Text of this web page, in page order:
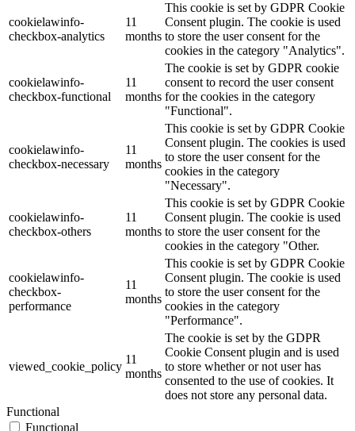
cookielawinfo-
checkbox-analytics
11
months
This cookie is set by GDPR Cookie
Consent plugin. The cookie is used
to store the user consent for the
cookies in the category "Analytics".
cookielawinfo-
checkbox-functional
11
months
The cookie is set by GDPR cookie
consent to record the user consent
for the cookies in the category
"Functional".
cookielawinfo-
checkbox-necessary
11
months
This cookie is set by GDPR Cookie
Consent plugin. The cookies is used
to store the user consent for the
cookies in the category
"Necessary".
cookielawinfo-
checkbox-others
11
months
This cookie is set by GDPR Cookie
Consent plugin. The cookie is used
to store the user consent for the
cookies in the category "Other.
cookielawinfo-
checkbox-
performance
11
months
This cookie is set by GDPR Cookie
Consent plugin. The cookie is used
to store the user consent for the
cookies in the category
"Performance".
viewed_cookie_policy
11
months
The cookie is set by the GDPR
Cookie Consent plugin and is used
to store whether or not user has
consented to the use of cookies. It
does not store any personal data.
Functional
Functional